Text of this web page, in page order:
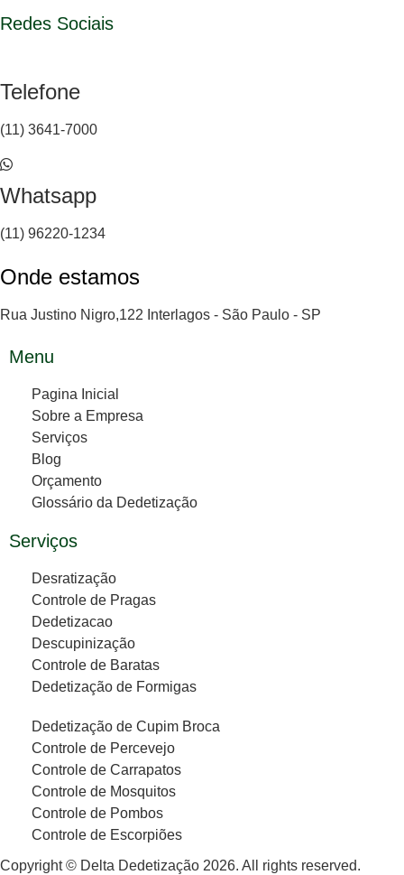
Redes Sociais
Telefone
(11) 3641-7000
Whatsapp
(11) 96220-1234
Onde estamos
Rua Justino Nigro,122 Interlagos - São Paulo - SP
Menu
Pagina Inicial
Sobre a Empresa
Serviços
Blog
Orçamento
Glossário da Dedetização
Serviços
Desratização
Controle de Pragas
Dedetizacao
Descupinização
Controle de Baratas
Dedetização de Formigas
Dedetização de Cupim Broca
Controle de Percevejo
Controle de Carrapatos
Controle de Mosquitos
Controle de Pombos
Controle de Escorpiões
Copyright © Delta Dedetização 2026. All rights reserved.